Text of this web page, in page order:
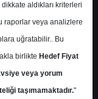
Üstü Get.
1
aldıkları kriterleri
raporlar veya analizlere
uğratabilir.. Bu
birlikte Hedef Fiyat
veya yorum
taşımamaktadır."